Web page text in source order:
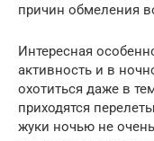
причин обмеления
Интересная
активность и в
охотиться даже в
приходятся
жуки ночью не